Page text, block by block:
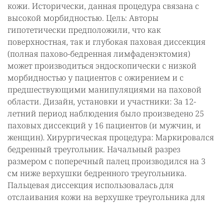
кожи. Исторически, данная процедура связана с
высокой морбидностью. Цель: Авторы
гипотетически предположили, что как
поверхностная, так и глубокая паховая диссекция
(полная пахово-бедренная лимфаденэктомия)
может производиться эндоскопически с низкой
морбидностью у пациентов с ожирением и с
предшествующими манипуляциями на паховой
области. Дизайн, установки и участники: За 12-
летний период наблюдения было произведено 25
паховых диссекций у 16 пациентов (и мужчин, и
женщин). Хирургическая процедура: Маркировался
бедренный треугольник. Начальный разрез
размером с поперечный палец производился на 3
см ниже верхушки бедренного треугольника.
Пальцевая диссекция использовалась для
отслаивания кожи на верхушке треугольника для